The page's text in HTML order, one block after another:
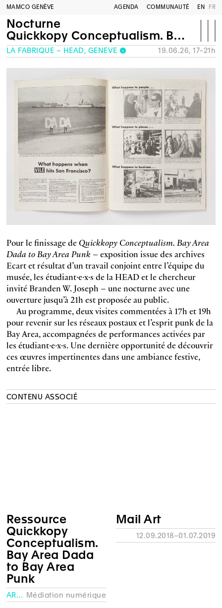
MAMCO GENÈVE AGENDA COMMUNAUTÉ EN FR
Nocturne
Quickkopy Conceptualism. Bay Area Dada to Bay Area Punk
LA FABRIQUE – HEAD, GENÈVE 19.06.26, 17–21h
Pour le finissage de Quickkopy Conceptualism. Bay Area
Dada to Bay Area Punk – exposition issue des archives
Ecart et résultat d’un travail conjoint entre l’équipe du
musée, les étudiant·e·x·s de la HEAD et le chercheur
invité Branden W. Joseph – une nocturne avec une
ouverture jusqu’à 21h est proposée au public.
Au programme, deux visites commentées à 17h et 19h
pour revenir sur les réseaux postaux et l’esprit punk de la
Bay Area, accompagnées de performances activées par
les étudiant·e·x·s. Une dernière opportunité de découvrir
ces œuvres impertinentes dans une ambiance festive,
entrée libre.
CONTENU ASSOCIÉ
Ressource
Quickkopy
Conceptualism.
Bay Area Dada
to Bay Area
Punk
ARCHIVES Médiation numérique
Mail Art
12.09.2018–01.07.2019